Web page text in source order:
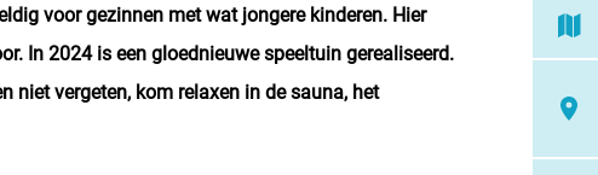
voor gezinnen met wat jongere kinderen. Hier
In 2024 is een gloednieuwe speeltuin gerealiseerd.
niet vergeten, kom relaxen in de sauna, het